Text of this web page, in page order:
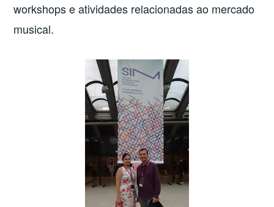
workshops e atividades relacionadas ao mercado
musical.